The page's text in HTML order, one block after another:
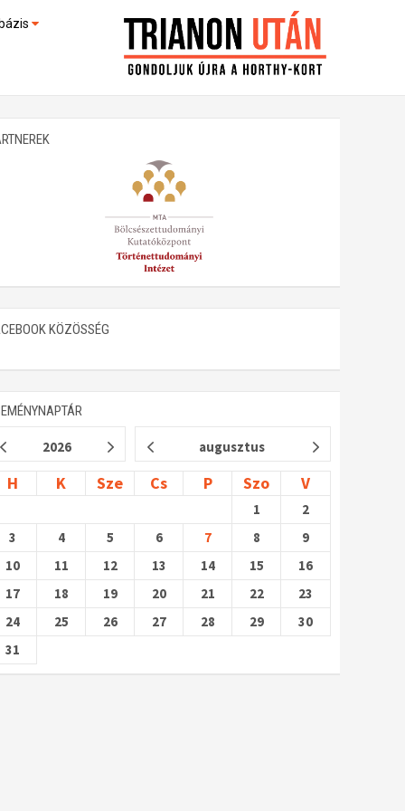
(feltöltés alatt)
KÖZÖSSÉG
2026 augusztus
H K Sze Cs P Szo V
1
2
3
4 5 6 7 8
9
10
11 12 13 14 15
16
17
18 19 20 21 22
23
24
25 26 27 28 29
30
31